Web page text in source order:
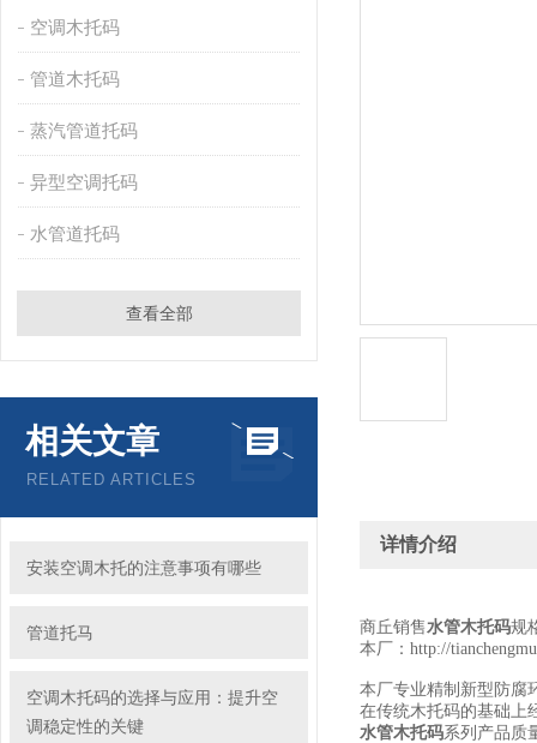
空调木托码
管道木托码
蒸汽管道托码
异型空调托码
水管道托码
查看全部
相关文章
RELATED ARTICLES
安装空调木托的注意事项有哪些
管道托马
空调木托码的选择与应用：提升空
调稳定性的关键
详情介绍
商丘销售水管木托码规
本厂 ： http://
本厂专业精制新型防腐
在传统木托码的基础上
水管木托码系列产品质